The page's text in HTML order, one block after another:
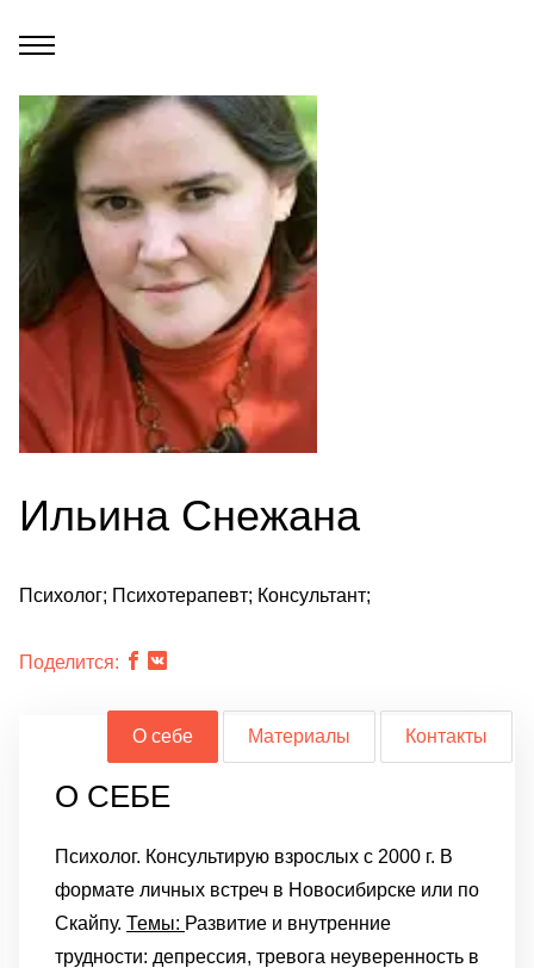
Ильина Снежана
Психолог; Психотерапевт; Консультант;
Поделится:
О себе Материалы Контакты
О СЕБЕ
Психолог. Консультирую взрослых с 2000 г. В
формате личных встреч в Новосибирске или по
Скайпу. Темы: Развитие и внутренние
трудности: депрессия, тревога неуверенность в